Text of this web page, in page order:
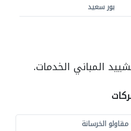
بور سعيد
المباني الخدمات.
مقاولو الخرسانة